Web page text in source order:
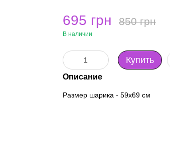
695 грн 850 грн
В наличии
Купить
Описание
Размер шарика - 59х69 см